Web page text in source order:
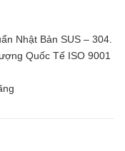
Nhật Bản SUS – 304.
Quốc Tế ISO 9001